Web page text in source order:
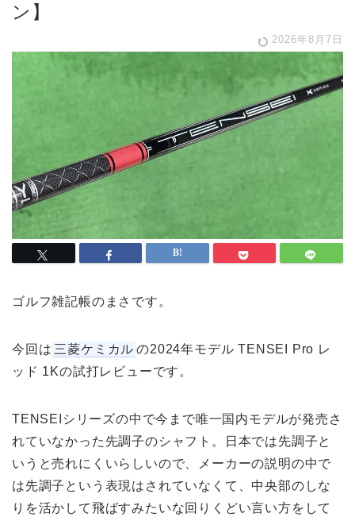
ン】
2026年8月7日
ゴルフ雑記帳のまさです。
今回は 三菱ケミカル の2024年モデル TENSEI Pro レ
ッド 1Kの試打レビューです。
TENSEIシリーズの中で今まで唯一国内モデルが発売さ
れていなかった先調子のシャフト。日本では先調子と
いうと売れにくいらしいので、メーカーの説明の中で
は先調子という表現はされていなくて、中央部のしな
りを活かして飛ばすみたいな回りくどい言い方をして